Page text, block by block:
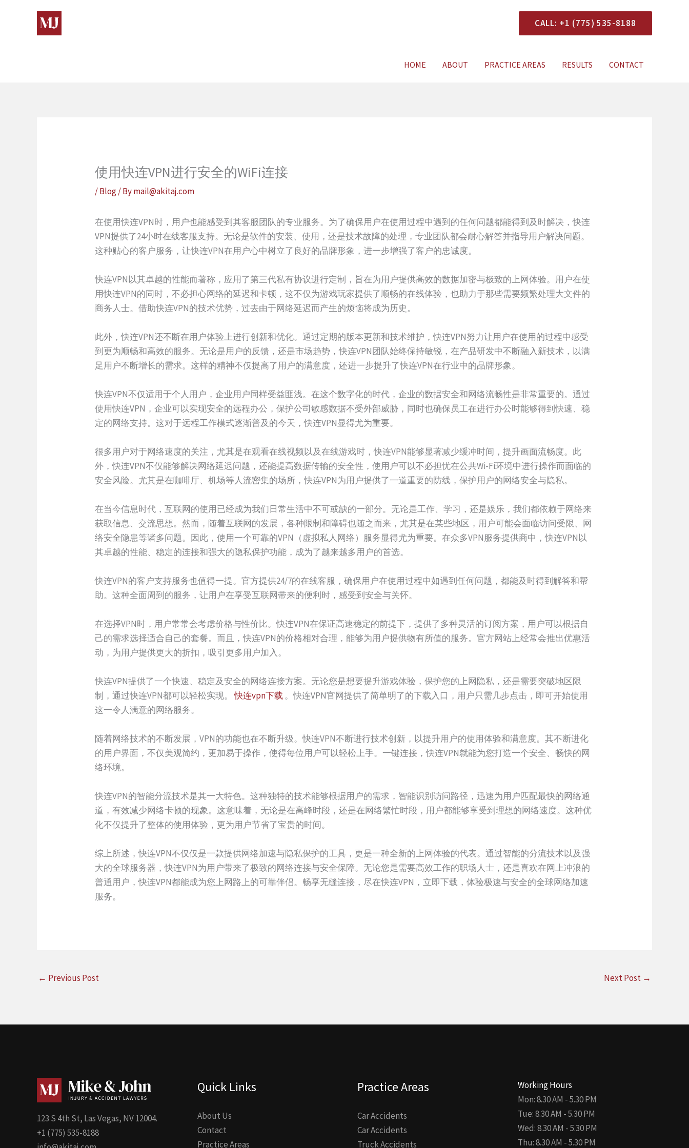
CALL: +1 (775) 535-8188
HOME ABOUT PRACTICE AREAS RESULTS CONTACT
使用快连VPN进行安全的WiFi连接
/Blog/ Bymail@akitaj.com
在使用快连VPN时，用户也能感受到其客服团队的专业服务。为了确保用户在使用过程中遇到的任何问题都能得到及时解决，快连
VPN提供了24小时在线客服支持。无论是软件的安装、使用，还是技术故障的处理，专业团队都会耐心解答并指导用户解决问题。
这种贴心的客户服务，让快连VPN在用户心中树立了良好的品牌形象，进一步增强了客户的忠诚度。
快连VPN以其卓越的性能而著称，应用了第三代私有协议进行定制，旨在为用户提供高效的数据加密与极致的上网体验。用户在使
用快连VPN的同时，不必担心网络的延迟和卡顿，这不仅为游戏玩家提供了顺畅的在线体验，也助力于那些需要频繁处理大文件的
商务人士。借助快连VPN的技术优势，过去由于网络延迟而产生的烦恼将成为历史。
此外，快连VPN还不断在用户体验上进行创新和优化。通过定期的版本更新和技术维护，快连VPN努力让用户在使用的过程中感受
到更为顺畅和高效的服务。无论是用户的反馈，还是市场趋势，快连VPN团队始终保持敏锐，在产品研发中不断融入新技术，以满
足用户不断增长的需求。这样的精神不仅提高了用户的满意度，还进一步提升了快连VPN在行业中的品牌形象。
快连VPN不仅适用于个人用户，企业用户同样受益匪浅。在这个数字化的时代，企业的数据安全和网络流畅性是非常重要的。通过
使用快连VPN，企业可以实现安全的远程办公，保护公司敏感数据不受外部威胁，同时也确保员工在进行办公时能够得到快速、稳
定的网络支持。这对于远程工作模式逐渐普及的今天，快连VPN显得尤为重要。
很多用户对于网络速度的关注，尤其是在观看在线视频以及在线游戏时，快连VPN能够显著减少缓冲时间，提升画面流畅度。此
外，快连VPN不仅能够解决网络延迟问题，还能提高数据传输的安全性，使用户可以不必担忧在公共Wi-Fi环境中进行操作而面临的
安全风险。尤其是在咖啡厅、机场等人流密集的场所，快连VPN为用户提供了一道重要的防线，保护用户的网络安全与隐私。
在当今信息时代，互联网的使用已经成为我们日常生活中不可或缺的一部分。无论是工作、学习，还是娱乐，我们都依赖于网络来
获取信息、交流思想。然而，随着互联网的发展，各种限制和障碍也随之而来，尤其是在某些地区，用户可能会面临访问受限、网
络安全隐患等诸多问题。因此，使用一个可靠的VPN（虚拟私人网络）服务显得尤为重要。在众多VPN服务提供商中，快连VPN以
其卓越的性能、稳定的连接和强大的隐私保护功能，成为了越来越多用户的首选。
快连VPN的客户支持服务也值得一提。官方提供24/7的在线客服，确保用户在使用过程中如遇到任何问题，都能及时得到解答和帮
助。这种全面周到的服务，让用户在享受互联网带来的便利时，感受到安全与关怀。
在选择VPN时，用户常常会考虑价格与性价比。快连VPN在保证高速稳定的前提下，提供了多种灵活的订阅方案，用户可以根据自
己的需求选择适合自己的套餐。而且，快连VPN的价格相对合理，能够为用户提供物有所值的服务。官方网站上经常会推出优惠活
动，为用户提供更大的折扣，吸引更多用户加入。
快连VPN提供了一个快速、稳定及安全的网络连接方案。无论您是想要提升游戏体验，保护您的上网隐私，还是需要突破地区限
制，通过快连VPN都可以轻松实现。快连vpn下载 。快连VPN官网提供了简单明了的下载入口，用户只需几步点击，即可开始使用
这一令人满意的网络服务。
随着网络技术的不断发展，VPN的功能也在不断升级。快连VPN不断进行技术创新，以提升用户的使用体验和满意度。其不断进化
的用户界面，不仅美观简约，更加易于操作，使得每位用户可以轻松上手。一键连接，快连VPN就能为您打造一个安全、畅快的网
络环境。
快连VPN的智能分流技术是其一大特色。这种独特的技术能够根据用户的需求，智能识别访问路径，迅速为用户匹配最快的网络通
道，有效减少网络卡顿的现象。这意味着，无论是在高峰时段，还是在网络繁忙时段，用户都能够享受到理想的网络速度。这种优
化不仅提升了整体的使用体验，更为用户节省了宝贵的时间。
综上所述，快连VPN不仅仅是一款提供网络加速与隐私保护的工具，更是一种全新的上网体验的代表。通过智能的分流技术以及强
大的全球服务器，快连VPN为用户带来了极致的网络连接与安全保障。无论您是需要高效工作的职场人士，还是喜欢在网上冲浪的
普通用户，快连VPN都能成为您上网路上的可靠伴侣。畅享无缝连接，尽在快连VPN，立即下载，体验极速与安全的全球网络加速
服务。
← Previous Post Next Post →
123 S 4th St, Las Vegas, NV 12004.
+1 (775) 535-8188
Quick Links
About Us
Contact
Practice Areas
Practice Areas
Car Accidents
Car Accidents
Truck Accidents
Working Hours
Mon: 8.30 AM - 5.30 PM
Tue: 8.30 AM - 5.30 PM
Wed: 8.30 AM - 5.30 PM
Thu: 8.30 AM - 5.30 PM